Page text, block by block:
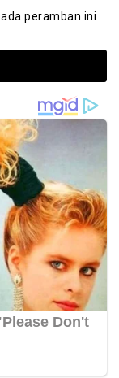
peramban ini